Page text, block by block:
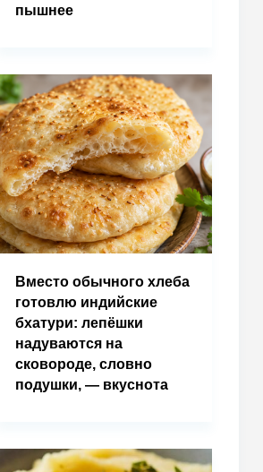
пышнее
Вместо обычного хлеба
готовлю индийские
бхатури: лепёшки
надуваются на
сковороде, словно
подушки, — вкуснота